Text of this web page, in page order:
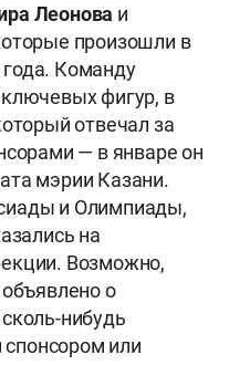
Леонова и
произошли в
Команду
ключевых фигур, в
отвечал за
— в январе он
мэрии Казани.
и Олимпиады,
на
Возможно,
о
нибудь
или